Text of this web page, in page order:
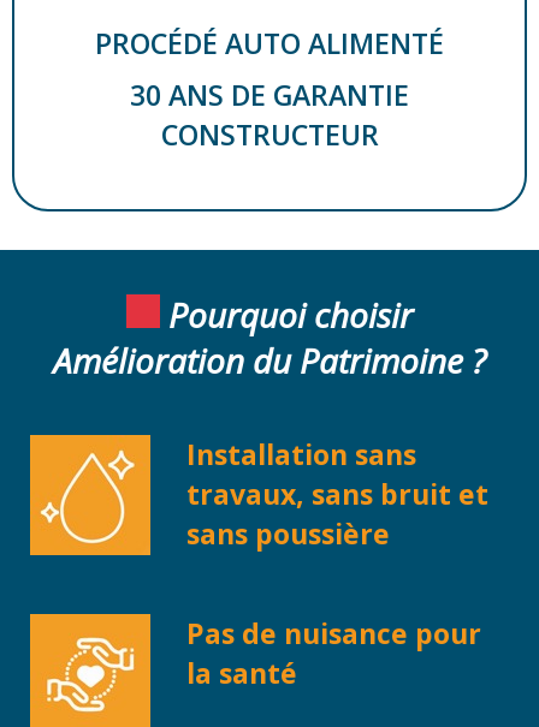
PROCÉDÉ AUTO ALIMENTÉ
30 ANS DE GARANTIE
CONSTRUCTEUR
Pourquoi choisir
Amélioration du Patrimoine ?
Installation sans
travaux, sans bruit et
sans poussière
Pas de nuisance pour
la santé